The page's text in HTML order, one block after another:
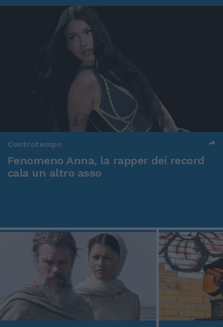
Controtempo
Fenomeno Anna, la rapper dei record
cala un altro asso